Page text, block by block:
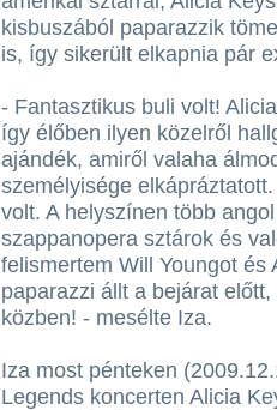
kisbuszából paparazzik
is, így sikerült elkapnia pár
- Fantasztikus buli volt!
így élőben ilyen közelről
ajándék, amiről valaha
személyisége
volt. A helyszínen több
szappanopera sztárok és
felismertem Will Youngot és
paparazzi állt a bejárat
közben! - mesélte Iza.
Iza most pénteken
Legends koncerten Alicia